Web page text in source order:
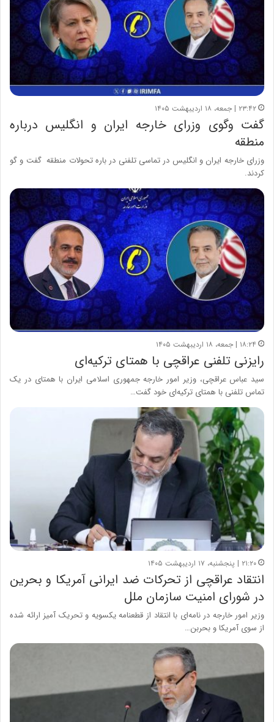
۲۳:۴۲ | جمعه، ۱۸ اردیبهشت ۱۴۰۵
گفت وگوی وزرای خارجه ایران و انگلیس درباره
منطقه
وزرای خارجه ایران و انگلیس در تماسی تلفنی در باره تحولات منطقه گفت و گو
کردند.
۱۸:۲۴ | جمعه، ۱۸ اردیبهشت ۱۴۰۵
رایزنی تلفنی عراقچی با همتای ترکیه‌ای
سید عباس عراقچی، وزیر امور خارجه جمهوری اسلامی ایران با همتای در یک
تماس تلفنی با همتای ترکیه‌ای خود گفت…
۲۱:۲۰ | پنجشنبه، ۱۷ اردیبهشت ۱۴۰۵
انتقاد عراقچی از تحرکات ضد ایرانی آمریکا و بحرین
در شورای امنیت سازمان ملل
وزیر امور خارجه در نامه‌ای با انتقاد از قطعنامه یکسویه و تحریک‌ آمیز ارائه شده
از سوی آمریکا و بحربن…